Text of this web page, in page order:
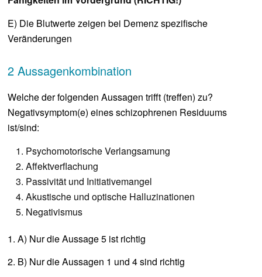
E) Die Blutwerte zeigen bei Demenz spezifische
Veränderungen
2 Aussagenkombination
Welche der folgenden Aussagen trifft (treffen) zu?
Negativsymptom(e) eines schizophrenen Residuums
ist/sind:
Psychomotorische Verlangsamung
Affektverflachung
Passivität und Initiativemangel
Akustische und optische Halluzinationen
Negativismus
1. A) Nur die Aussage 5 ist richtig
2. B) Nur die Aussagen 1 und 4 sind richtig